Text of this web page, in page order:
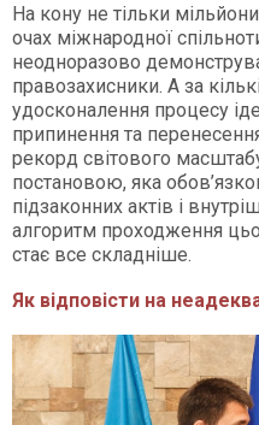
На кону не тільки
очах міжнародної
неодноразово
правозахисники. А за
удосконалення процесу
припинення та
рекорд світового
постановою, яка
підзаконних актів і
алгоритм проходження
стає все складніше.
Як відповісти на